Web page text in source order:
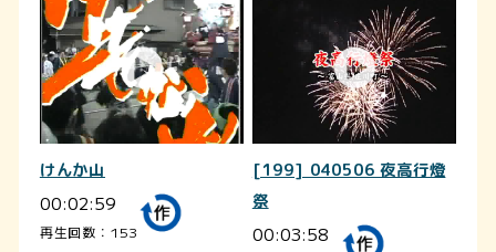
けんか山
00:02:59
再生回数：153
[199] 040506 夜高行燈
祭
00:03:58